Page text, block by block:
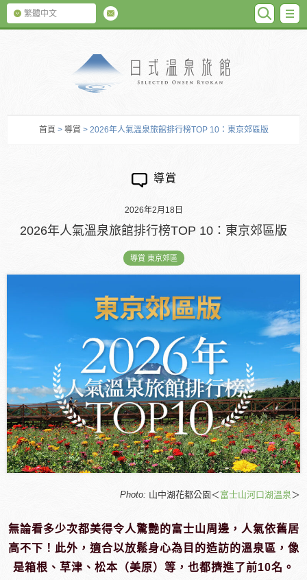
繁體中文
首頁 > 導賞 > 2026年人氣溫泉旅館排行榜TOP 10：東京郊區版
導賞
2026年2月18日
2026年人氣溫泉旅館排行榜TOP 10：東京郊區版
導賞 東京郊區
Photo: 山中湖花都公園＜富士山河口湖溫泉＞
無論看多少次都美得令人驚艷的富士山周邊，人氣依舊居
高不下！此外，適合以放鬆身心為目的造訪的溫泉區，像
是箱根、草津、松本（美原）等，也都擠進了前10名。